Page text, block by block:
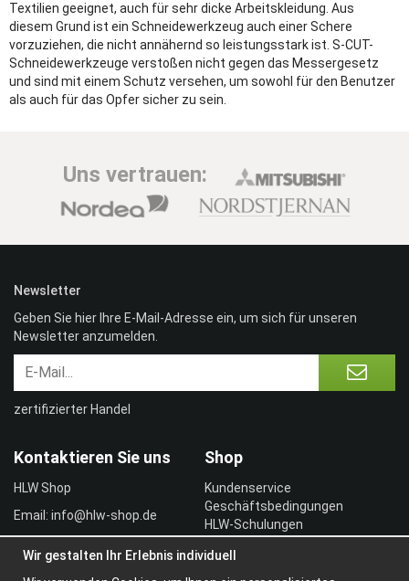
Textilien geeignet, auch für sehr dicke Arbeitskleidung. Aus
diesem Grund ist ein Schneidewerkzeug auch einer Schere
vorzuziehen, die nicht annähernd so leistungsstark ist. S-CUT-
Schneidewerkzeuge verstoßen nicht gegen das Messergesetz
und sind mit einem Schutz versehen, um sowohl für den Benutzer
als auch für das Opfer sicher zu sein.
Uns vertrauen:
Kontaktieren Sie uns
HLW Shop
Email: info@hlw-shop.de
Shop
Kundenservice
Geschäftsbedingungen
HLW-Schulungen
Einloggen
Newsletter
Geben Sie hier Ihre E-Mail-Adresse ein, um sich für unseren
Newsletter anzumelden.
zertifizierter Handel
Wir gestalten Ihr Erlebnis individuell